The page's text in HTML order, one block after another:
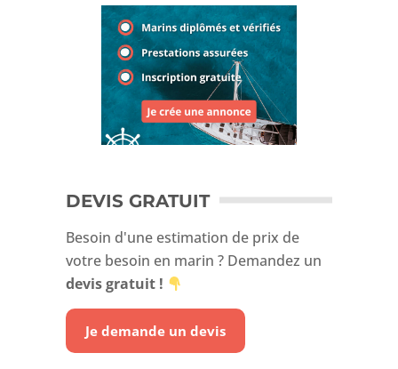
DEVIS GRATUIT
Besoin d'une estimation de prix de
votre besoin en marin ? Demandez un
devis gratuit !
Je demande un devis